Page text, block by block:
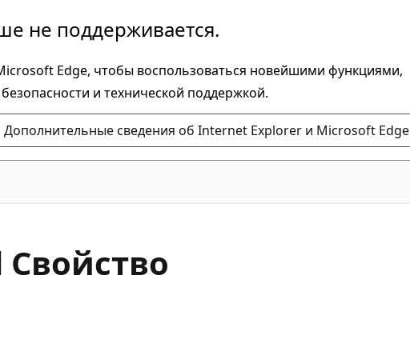
не поддерживается.
Edge, чтобы воспользоваться новейшими функциями,
и технической поддержкой.
Дополнительные сведения об Internet Explorer и Microsoft Edge